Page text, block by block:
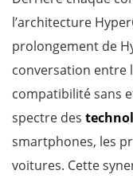
l’architecture
prolongement de
conversation entre
compatibilité sans
spectre des
smartphones, les
voitures. Cette